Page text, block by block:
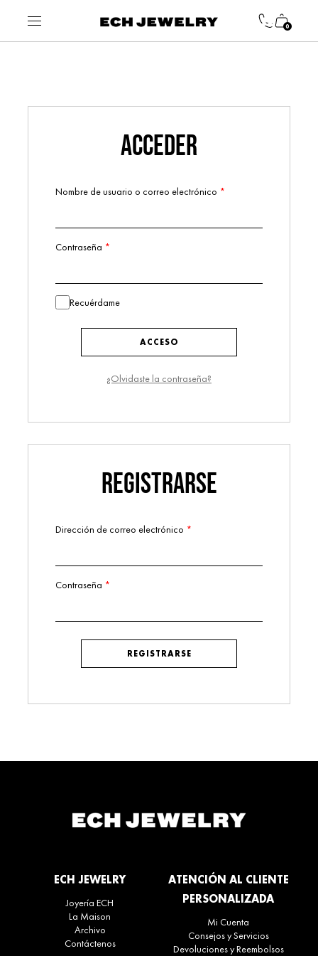
0
ACCEDER
Nombre de usuario o correo electrónico *
Obligatorio
Contraseña *
Obligatorio
Recuérdame
ACCESO
¿Olvidaste la contraseña?
REGISTRARSE
Dirección de correo electrónico *
Obligatorio
Contraseña *
Obligatorio
REGISTRARSE
ECH JEWELRY
Joyería ECH
La Maison
Archivo
Contáctenos
ATENCIÓN AL CLIENTE
PERSONALIZADA
Mi Cuenta
Consejos y Servicios
Devoluciones y Reembolsos